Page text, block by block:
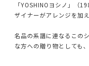
「YOSHINOヨシノ」（
ザイナーがアレンジを加
名品の系譜に連なるこの
な方への贈り物としても